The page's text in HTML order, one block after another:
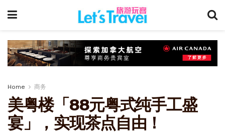
Home 商务
美粤楼「88元粤式纯手工盛
宴」，实现茶点自由！